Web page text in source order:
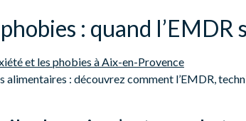
: quand l’EMDR
: découvrez comment l’EMDR,